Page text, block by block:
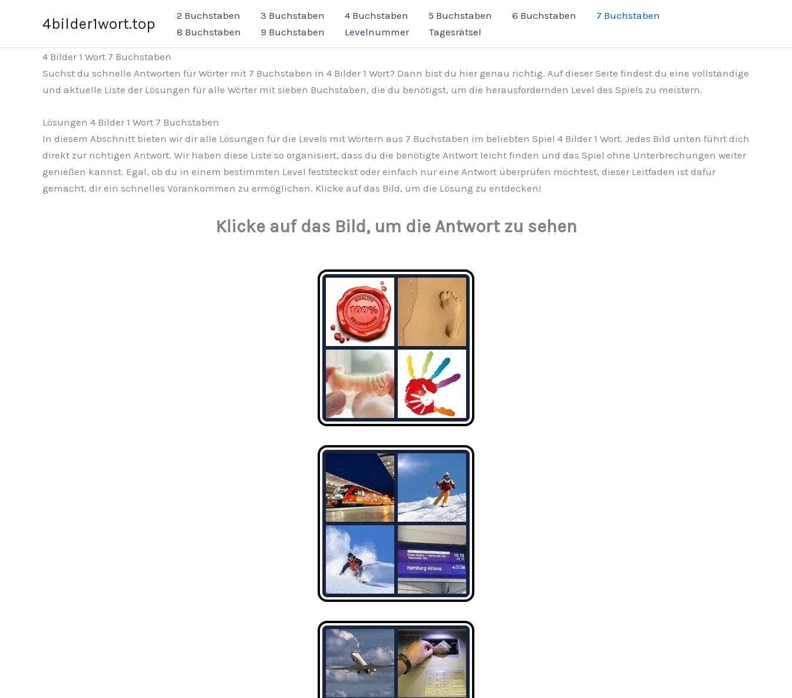
4bilder1wort.top 2 Buchstaben 3 Buchstaben 4 Buchstaben 5 Buchstaben 6 Buchstaben
7 Buchstaben
8 Buchstaben
9 Buchstaben Levelnummer Tagesrätsel
4 Bilder 1 Wort 7 Buchstaben
Suchst du schnelle Antworten für Wörter mit 7 Buchstaben in 4 Bilder 1 Wort? Dann bist du hier genau richtig. Auf dieser Seite findest du eine vollständige
und aktuelle Liste der Lösungen für alle Wörter mit sieben Buchstaben, die du benötigst, um die herausfordernden Level des Spiels zu meistern.
Lösungen 4 Bilder 1 Wort 7 Buchstaben
In diesem Abschnitt bieten wir dir alle Lösungen für die Levels mit Wörtern aus 7 Buchstaben im beliebten Spiel 4 Bilder 1 Wort. Jedes Bild unten führt dich
direkt zur richtigen Antwort. Wir haben diese Liste so organisiert, dass du die benötigte Antwort leicht finden und das Spiel ohne Unterbrechungen weiter
genießen kannst. Egal, ob du in einem bestimmten Level feststeckst oder einfach nur eine Antwort überprüfen möchtest, dieser Leitfaden ist dafür
gemacht, dir ein schnelles Vorankommen zu ermöglichen. Klicke auf das Bild, um die Lösung zu entdecken!
Klicke auf das Bild, um die Antwort zu sehen